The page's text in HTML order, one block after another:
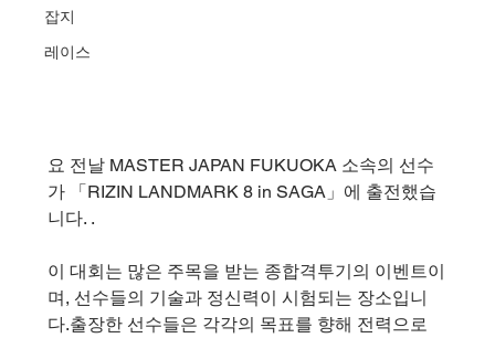
잡지
레이스
요 전날 MASTER JAPAN FUKUOKA 소속의 선수
가 「RIZIN LANDMARK 8 in SAGA」에 출전했습
니다. .
이 대회는 많은 주목을 받는 종합격투기의 이벤트이
며, 선수들의 기술과 정신력이 시험되는 장소입니
다.출장한 선수들은 각각의 목표를 향해 전력으로